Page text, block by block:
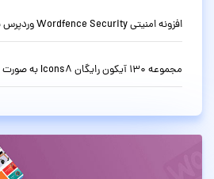
افزونه امنیتی Wordfence Security وردپرس نسخه 8.1.4
مجموعه 130 آیکون رایگان Icons8 به صورت SVG